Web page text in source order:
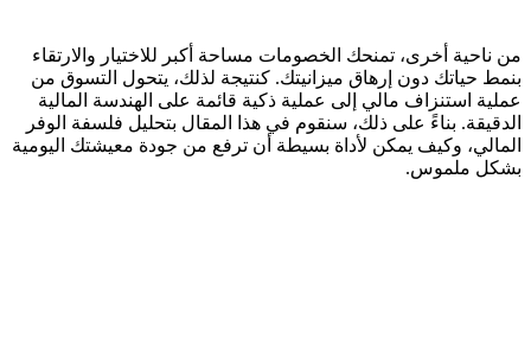
من ناحية أخرى، تمنحك الخصومات مساحة أكبر للاختيار والارتقاء
بنمط حياتك دون إرهاق ميزانيتك. كنتيجة لذلك، يتحول التسوق من
عملية استنزاف مالي إلى عملية ذكية قائمة على الهندسة المالية
الدقيقة. بناءً على ذلك، سنقوم في هذا المقال بتحليل فلسفة الوفر
المالي، وكيف يمكن لأداة بسيطة أن ترفع من جودة معيشتك اليومية
بشكل ملموس.